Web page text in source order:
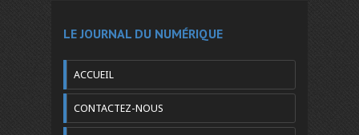
LE JOURNAL DU NUMÉRIQUE
ACCUEIL
CONTACTEZ-NOUS